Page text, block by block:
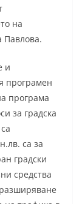
на
Павлова.
и
програмен
програма
за градска
са за
градски
средства